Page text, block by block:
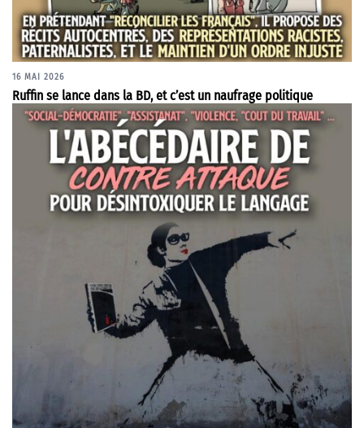
16 MAI 2026
Ruffin se lance dans la BD, et c’est un naufrage politique